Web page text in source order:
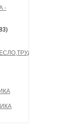
-